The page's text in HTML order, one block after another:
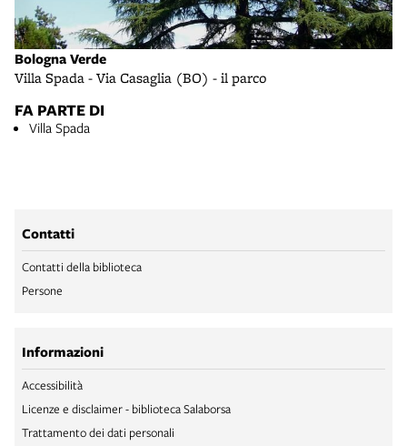
Bologna Verde
Villa Spada - Via Casaglia (BO) - il parco
FA PARTE DI
Villa Spada
Contatti
Contatti della biblioteca
Persone
Informazioni
Accessibilità
Licenze e disclaimer - biblioteca Salaborsa
Trattamento dei dati personali